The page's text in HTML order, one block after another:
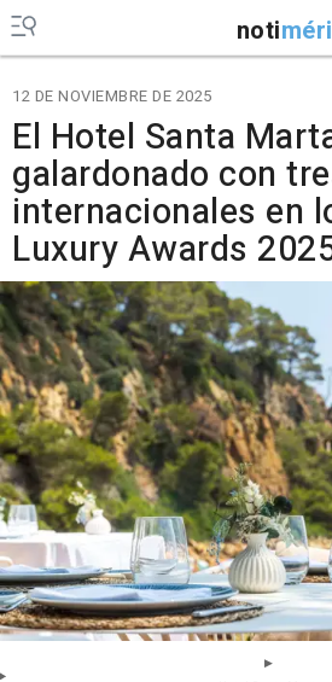
noti
12 DE NOVIEMBRE DE 2025
El Hotel Santa
galardonado con
internacionales en
Luxury Awards